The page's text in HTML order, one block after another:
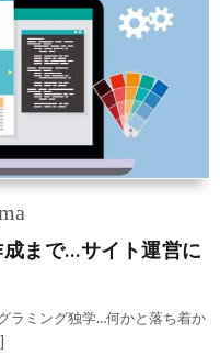
まで…サイト運営に
ラミング独学…何かと落ち着か